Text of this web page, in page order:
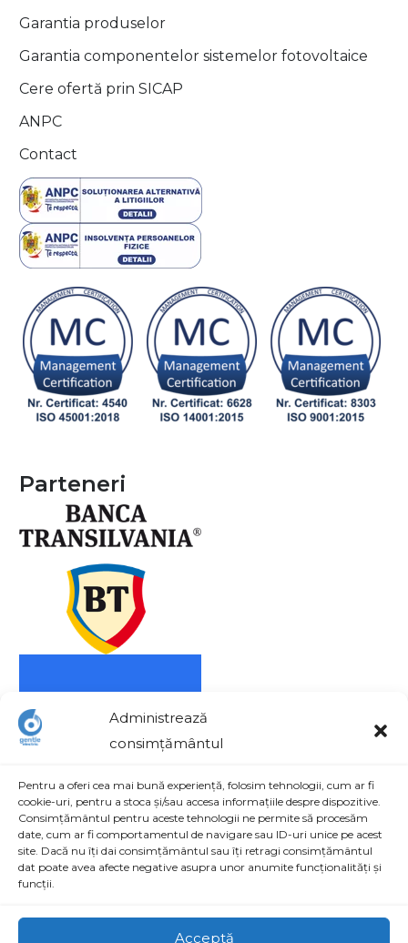
Administrează
consimțământul
Pentru a oferi cea mai bună experiență, folosim tehnologii, cum ar fi
cookie-uri, pentru a stoca și/sau accesa informațiile despre dispozitive.
Consimțământul pentru aceste tehnologii ne permite să procesăm
date, cum ar fi comportamentul de navigare sau ID-uri unice pe acest
site. Dacă nu îți dai consimțământul sau îți retragi consimțământul
dat poate avea afecte negative asupra unor anumite funcționalități și
funcții.
Acceptă
Garantia produselor
Garantia componentelor sistemelor fotovoltaice
Cere ofertă prin SICAP
ANPC
Contact
Parteneri
Contact